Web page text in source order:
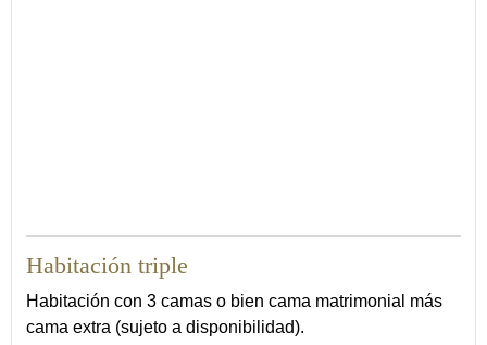
Habitación triple
Habitación con 3 camas o bien cama matrimonial más
cama extra (sujeto a disponibilidad).